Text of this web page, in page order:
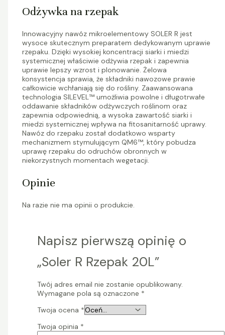
Odżywka na rzepak
Innowacyjny nawóz mikroelementowy SOLER R jest
wysoce skutecznym preparatem dedykowanym uprawie
rzepaku. Dzięki wysokiej koncentracji siarki i miedzi
systemicznej właściwie odżywia rzepak i zapewnia
uprawie lepszy wzrost i plonowanie. Żelowa
konsystencja sprawia, że składniki nawozowe prawie
całkowicie wchłaniają się do rośliny. Zaawansowana
technologia SILEVEL™ umożliwia powolne i długotrwałe
oddawanie składników odżywczych roślinom oraz
zapewnia odpowiednią, a wysoka zawartość siarki i
miedzi systemicznej wpływa na fitosanitarność uprawy.
Nawóz do rzepaku został dodatkowo wsparty
mechanizmem stymulującym QM6™, który pobudza
uprawę rzepaku do odruchów obronnych w
niekorzystnych momentach wegetacji.
Opinie
Na razie nie ma opinii o produkcie.
Napisz pierwszą opinię o
„Soler R Rzepak 20L”
Twój adres email nie zostanie opublikowany.
Wymagane pola są oznaczone *
Twoja ocena *
Twoja opinia *